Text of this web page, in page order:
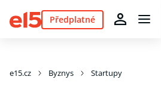
Předplatné
e15.cz Byznys Startupy